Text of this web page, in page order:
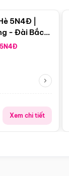
5N4Đ |
- Đài Bắc
5N4Đ
Xem chi tiết